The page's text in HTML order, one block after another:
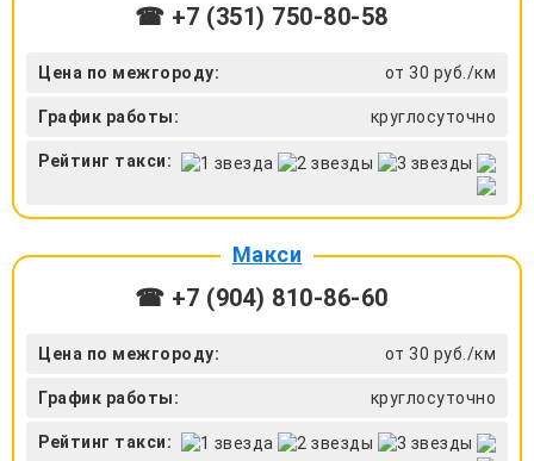
☎ +7 (351) 750-80-58
Цена по межгороду: от 30 руб./км
График работы: круглосуточно
Рейтинг такси:
Макси
☎ +7 (904) 810-86-60
Цена по межгороду: от 30 руб./км
График работы: круглосуточно
Рейтинг такси: